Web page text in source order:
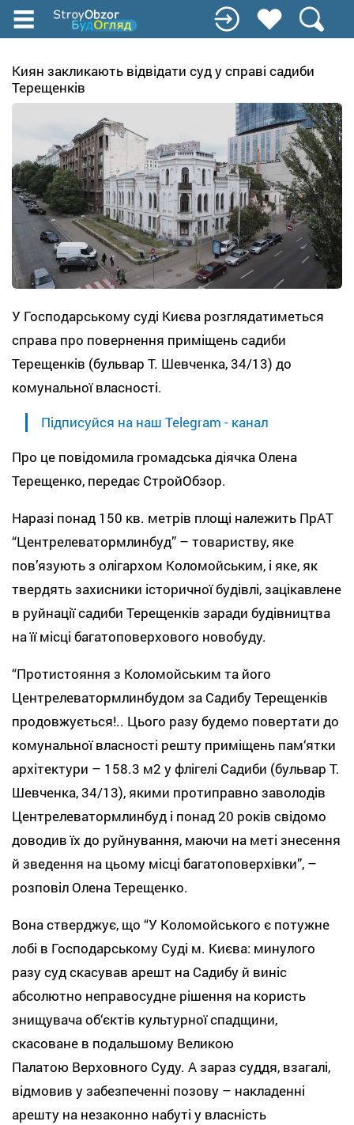
Перейти
содержанию
Киян закликають відвідати суд у справі садиби
Терещенків
У Господарському суді Києва розглядатиметься
справа про повернення приміщень садиби
Терещенків (бульвар Т. Шевченка, 34/13) до
комунальної власності.
Підписуйся на наш Telegram - канал
Про це повідомила громадська діячка Олена
Терещенко, передає СтройОбзор.
Наразі понад 150 кв. метрів площі належить ПрАТ
“Центрелеватормлинбуд” – товариству, яке
пов’язують з олігархом Коломойським, і яке, як
твердять захисники історичної будівлі, зацікавлене
в руйнації садиби Терещенків заради будівництва
на її місці багатоповерхового новобуду.
“Протистояння з Коломойським та його
Центрелеватормлинбудом за Садибу Терещенків
продовжується!.. Цього разу будемо повертати до
комунальної власності решту приміщень пам‘ятки
архітектури – 158.3 м2 у флігелі Садиби (бульвар Т.
Шевченка, 34/13), якими протиправно заволодів
Центрелеватормлинбуд і понад 20 років свідомо
доводив їх до руйнування, маючи на меті знесення
й зведення на цьому місці багатоповерхівки”, –
розповіл Олена Терещенко.
Вона стверджує, що “У Коломойського є потужне
лобі в Господарському Суді м. Києва: минулого
разу суд скасував арешт на Садибу й виніс
абсолютно неправосудне рішення на користь
знищувача об‘єктів культурної спадщини,
скасоване в подальшому Великою
Палатою Верховного Суду. А зараз суддя, взагалі,
відмовив у забезпеченні позову – накладенні
арешту на незаконно набуті у власність